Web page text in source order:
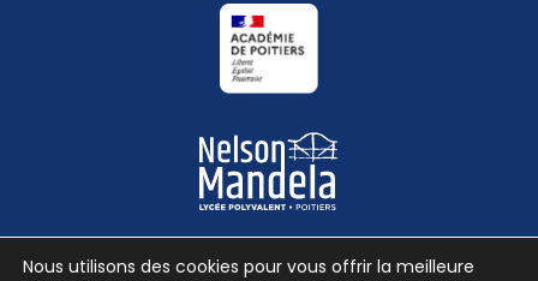
Nous utilisons des cookies pour vous offrir la meilleure